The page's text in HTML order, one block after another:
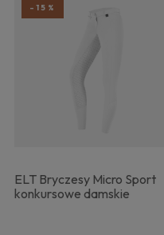
ELT Bryczesy Micro Sport
konkursowe damskie
-15%